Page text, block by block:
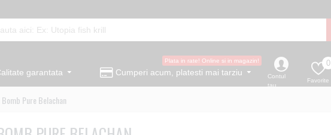
garantata Cumperi acum, platesti mai tarziu
Plata in rate! Online si in magazin!
Contul
tau
Favorite
0
Pure Belachan